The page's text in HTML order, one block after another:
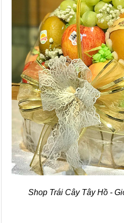
Shop Trái Cây Tây Hồ -